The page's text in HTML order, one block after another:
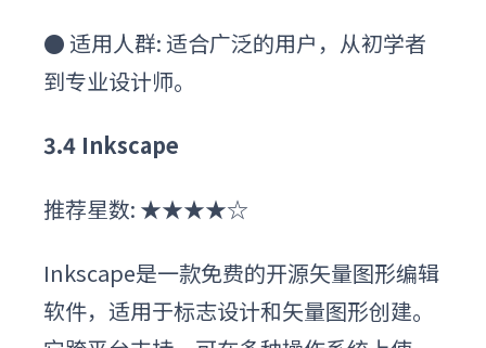
●适用人群: 适合广泛的用户，从初学者
到专业设计师。
3.4 Inkscape
推荐星数: ★★★★☆
Inkscape是一款免费的开源矢量图形编辑
软件，适用于标志设计和矢量图形创建。